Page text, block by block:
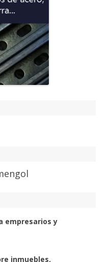
empresarios y
inmuebles,